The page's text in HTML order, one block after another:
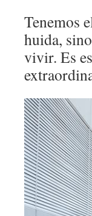
Tenemos
huida,
vivir. Es